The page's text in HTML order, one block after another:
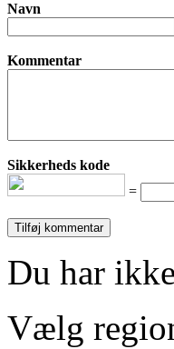
Navn
Kommentar
Sikkerheds kode
=
Du har
Vælg